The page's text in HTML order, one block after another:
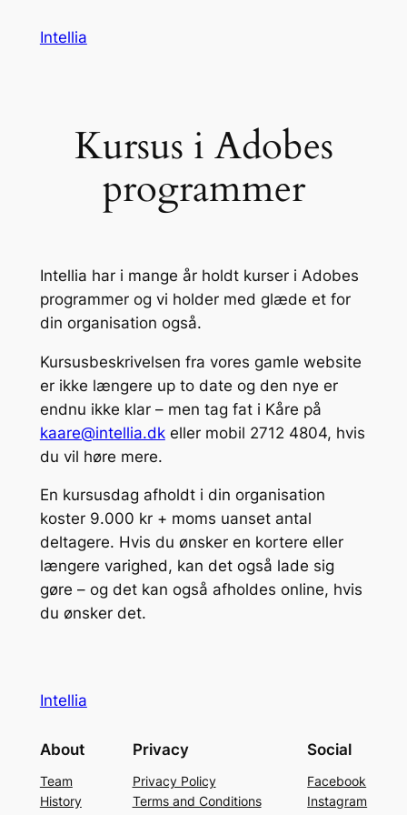
Intellia
Kursus i Adobes
programmer
Intellia har i mange år holdt kurser i Adobes
programmer og vi holder med glæde et for
din organisation også.
Kursusbeskrivelsen fra vores gamle website
er ikke længere up to date og den nye er
endnu ikke klar – men tag fat i Kåre på
kaare@intellia.dkeller mobil 2712 4804, hvis
du vil høre mere.
En kursusdag afholdt i din organisation
koster 9.000 kr + moms uanset antal
deltagere. Hvis du ønsker en kortere eller
længere varighed, kan det også lade sig
gøre – og det kan også afholdes online, hvis
du ønsker det.
Intellia
About
Team
History
Privacy
Privacy Policy
Terms and Conditions
Social
Facebook
Instagram